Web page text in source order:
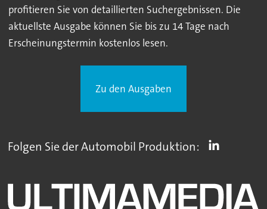
profitieren Sie von detaillierten Suchergebnissen. Die
aktuellste Ausgabe können Sie bis zu 14 Tage nach
Erscheinungstermin kostenlos lesen.
Zu den Ausgaben
Folgen Sie der Automobil Produktion: